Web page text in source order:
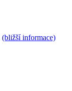
(bližší informace)